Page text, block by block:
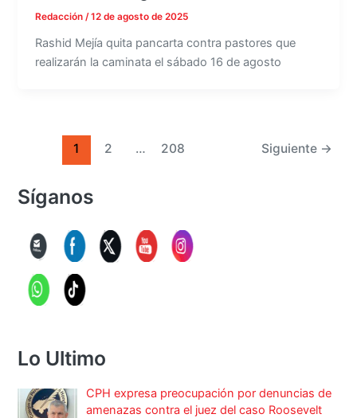
Redacción/12 de agosto de 2025
Rashid Mejía quita pancarta contra pastores que
realizarán la caminata el sábado 16 de agosto
1 2 … 208 Siguiente →
Síganos
Lo Ultimo
CPH expresa preocupación por denuncias de
amenazas contra el juez del caso Roosevelt